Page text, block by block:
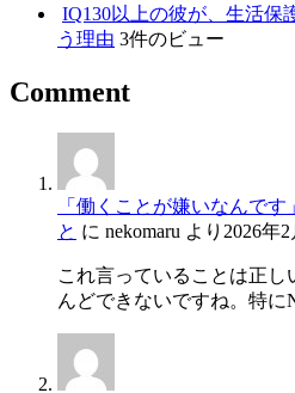
IQ130以上の彼が、生活保
う理由 3件のビュー
Comment
「働くことが嫌いなんで
と に nekomaru より 2026年2
これ言っていることは正し
んどできないですね。特